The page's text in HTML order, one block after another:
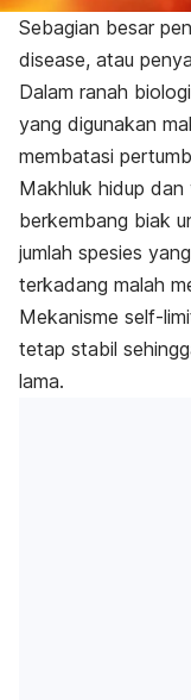
Sebagian besar
disease, atau
Dalam ranah
yang digunakan
membatasi
Makhluk hidup dan
berkembang biak
jumlah spesies
terkadang malah
Mekanisme self-
tetap stabil
lama.